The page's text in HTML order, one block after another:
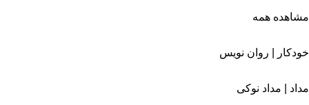
مشاهده همه
خودکار | روان نویس
مداد | مداد نوکی